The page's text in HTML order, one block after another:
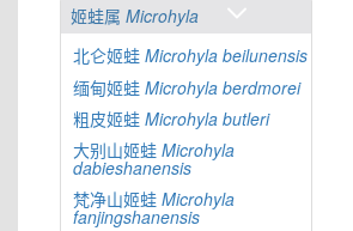
姬蛙属 Microhyla
北仑姬蛙 Microhyla beilunensis
缅甸姬蛙 Microhyla berdmorei
粗皮姬蛙 Microhyla butleri
大别山姬蛙 Microhyla
dabieshanensis
梵净山姬蛙 Microhyla
fanjingshanensis